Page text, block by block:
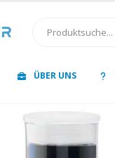
ÜBER UNS